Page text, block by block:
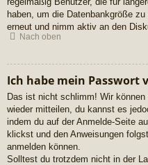
haben, um die Datenbankgröße
erneut und nimm aktiv an den
Nach oben
Ich habe mein Passwort
Das ist nicht schlimm! Wir
wieder mitteilen, du kannst es
indem du auf der Anmelde-Seite
klickst und den Anweisungen
anmelden können.
Solltest du trotzdem nicht in der